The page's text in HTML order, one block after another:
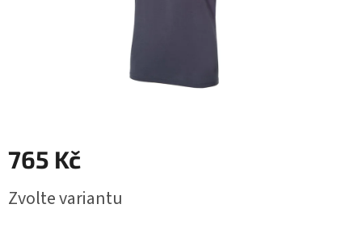
765 Kč
cena:
Zvolte variantu